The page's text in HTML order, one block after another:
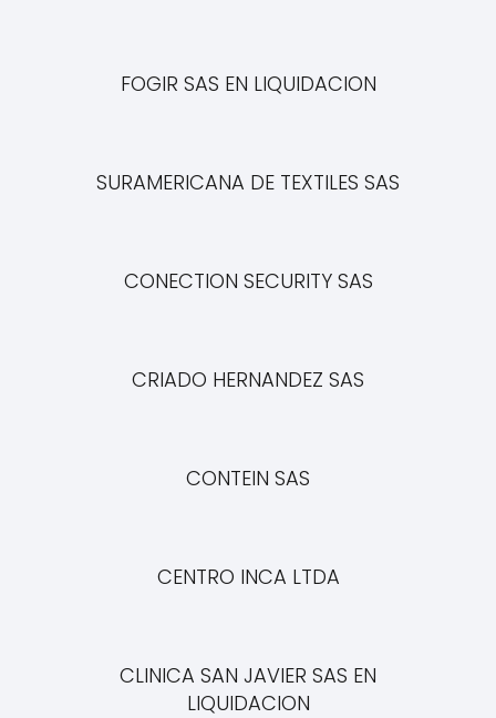
FOGIR SAS EN LIQUIDACION
SURAMERICANA DE TEXTILES SAS
CONECTION SECURITY SAS
CRIADO HERNANDEZ SAS
CONTEIN SAS
CENTRO INCA LTDA
CLINICA SAN JAVIER SAS EN
LIQUIDACION